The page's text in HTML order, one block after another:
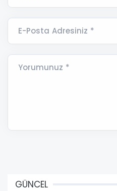
E-Posta Adresiniz *
Yorumunuz *
GÜNCEL